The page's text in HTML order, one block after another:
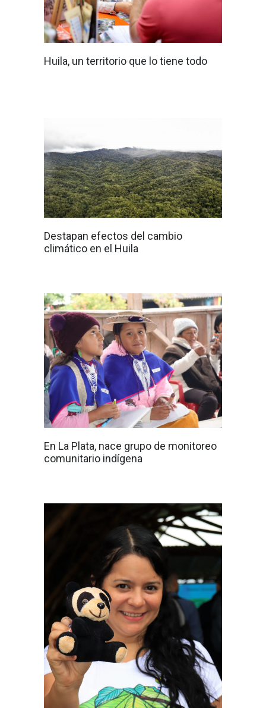
Huila, un territorio que lo tiene todo
Destapan efectos del cambio
climático en el Huila
En La Plata, nace grupo de monitoreo
comunitario indígena